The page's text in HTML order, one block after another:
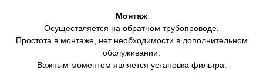
Монтаж
Осуществляется на обратном трубопроводе.
Простота в монтаже, нет необходимости в дополнительном
обслуживании.
Важным моментом является установка фильтра.